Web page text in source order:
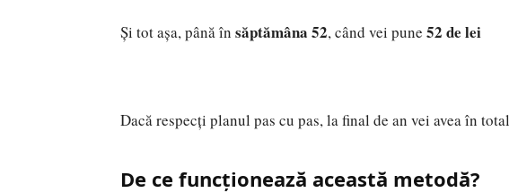
Și tot așa, până în săptămâna 52, când vei pune 52 de lei
Dacă respecți planul pas cu pas, la final de an vei avea în total
De ce funcționează această metodă?